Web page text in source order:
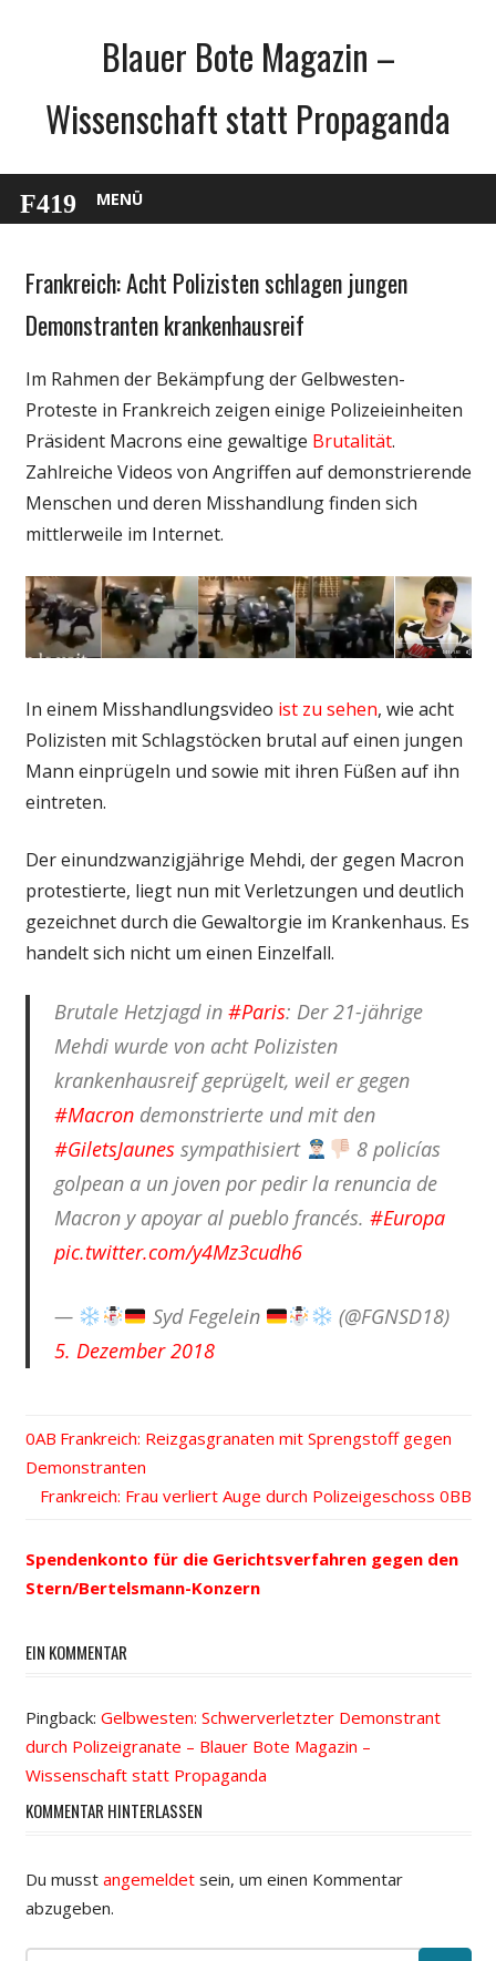
Blauer Bote Magazin –
Wissenschaft statt Propaganda
MENÜ
Gesellschaft
Frankreich: Acht Polizisten schlagen jungen
Demonstranten krankenhausreif
Im Rahmen der Bekämpfung der Gelbwesten-
Proteste in Frankreich zeigen einige Polizeieinheiten
Präsident Macrons eine gewaltige Brutalität.
Zahlreiche Videos von Angriffen auf demonstrierende
Menschen und deren Misshandlung finden sich
mittlerweile im Internet.
In einem Misshandlungsvideo ist zu sehen, wie acht
Polizisten mit Schlagstöcken brutal auf einen jungen
Mann einprügeln und sowie mit ihren Füßen auf ihn
eintreten.
Der einundzwanzigjährige Mehdi, der gegen Macron
protestierte, liegt nun mit Verletzungen und deutlich
gezeichnet durch die Gewaltorgie im Krankenhaus. Es
handelt sich nicht um einen Einzelfall.
Brutale Hetzjagd in #Paris: Der 21-jährige
Mehdi wurde von acht Polizisten
krankenhausreif geprügelt, weil er gegen
#Macron demonstrierte und mit den
#GiletsJaunes sympathisiert
8 policías
golpean a un joven por pedir la renuncia de
Macron y apoyar al pueblo francés. #Europa
pic.twitter.com/y4Mz3cudh6
— Syd Fegelein
(@FGNSD18)
5. Dezember 2018
Beitrags-
Navigation
Vorheriger
Beitrag:
Frankreich: Reizgasgranaten mit Sprengstoff gegen
Demonstranten
Nächster
Frankreich: Frau verliert Auge durch Polizeigeschoss
Spendenkonto für die Gerichtsverfahren gegen den
Stern/Bertelsmann-Konzern
EIN KOMMENTAR
Pingback: Gelbwesten: Schwerverletzter Demonstrant
durch Polizeigranate – Blauer Bote Magazin –
Wissenschaft statt Propaganda
KOMMENTAR HINTERLASSEN
Du musst angemeldetsein, um einen Kommentar
abzugeben.